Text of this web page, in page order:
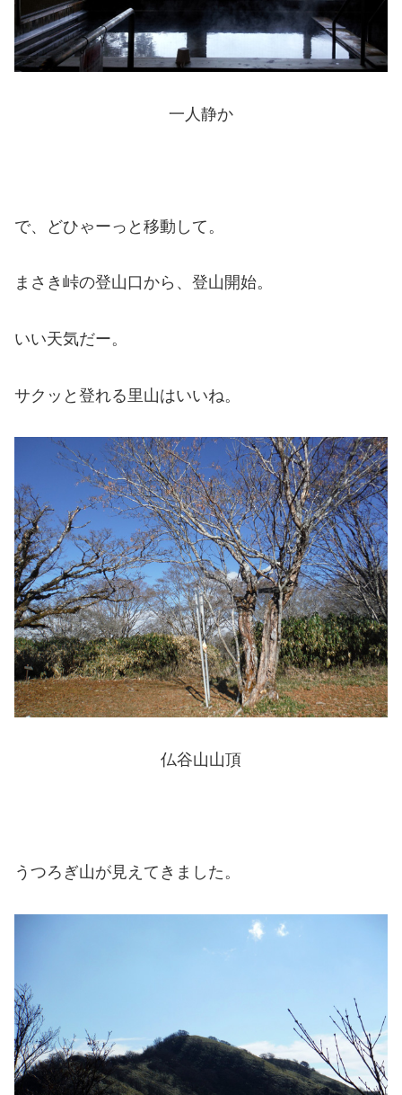
一人静か
で、どひゃーっと移動して。
まさき峠の登山口から、登山開始。
いい天気だー。
サクッと登れる里山はいいね。
仏谷山山頂
うつろぎ山が見えてきました。